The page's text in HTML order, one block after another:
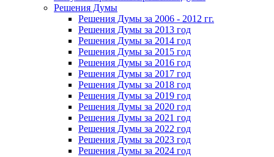
Решения Думы
Решения Думы за 2006 - 2012 гг.
Решения Думы за 2013 год
Решения Думы за 2014 год
Решения Думы за 2015 год
Решения Думы за 2016 год
Решения Думы за 2017 год
Решения Думы за 2018 год
Решения Думы за 2019 год
Решения Думы за 2020 год
Решения Думы за 2021 год
Решения Думы за 2022 год
Решения Думы за 2023 год
Решения Думы за 2024 год